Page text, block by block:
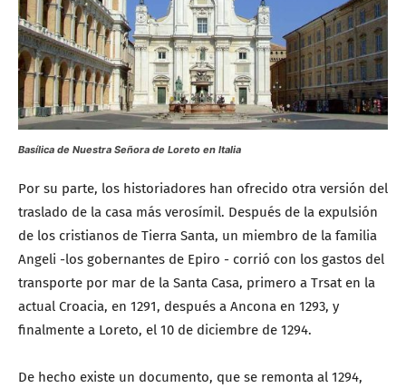
Basílica de Nuestra Señora de Loreto en Italia
Por su parte, los historiadores han ofrecido otra versión del
traslado de la casa más verosímil. Después de la expulsión
de los cristianos de Tierra Santa, un miembro de la familia
Angeli -los gobernantes de Epiro - corrió con los gastos del
transporte por mar de la Santa Casa, primero a Trsat en la
actual Croacia, en 1291, después a Ancona en 1293, y
finalmente a Loreto, el 10 de diciembre de 1294.
De hecho existe un documento, que se remonta al 1294,